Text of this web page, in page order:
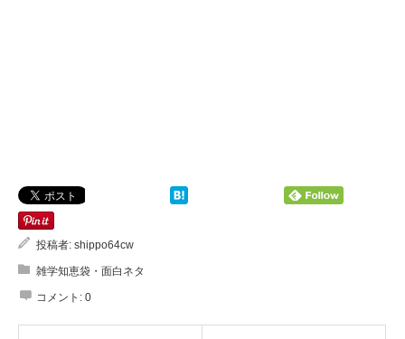
投稿者: shippo64cw
雑学知恵袋・面白ネタ
コメント: 0